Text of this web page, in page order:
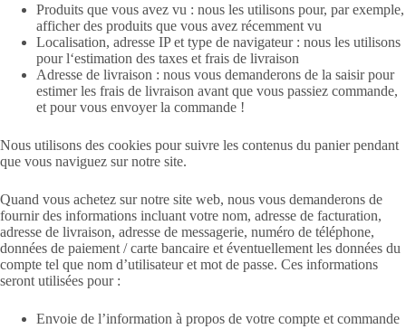
Produits que vous avez vu : nous les utilisons pour, par exemple,
afficher des produits que vous avez récemment vu
Localisation, adresse IP et type de navigateur : nous les utilisons
pour l‘estimation des taxes et frais de livraison
Adresse de livraison : nous vous demanderons de la saisir pour
estimer les frais de livraison avant que vous passiez commande,
et pour vous envoyer la commande !
Nous utilisons des cookies pour suivre les contenus du panier pendant
que vous naviguez sur notre site.
Quand vous achetez sur notre site web, nous vous demanderons de
fournir des informations incluant votre nom, adresse de facturation,
adresse de livraison, adresse de messagerie, numéro de téléphone,
données de paiement / carte bancaire et éventuellement les données du
compte tel que nom d’utilisateur et mot de passe. Ces informations
seront utilisées pour :
Envoie de l’information à propos de votre compte et commande